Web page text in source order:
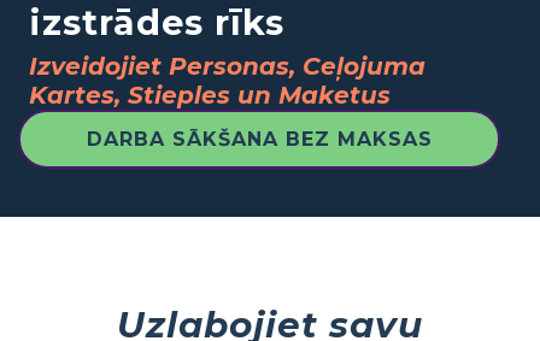
izstrādes rīks
Izveidojiet Personas, Ceļojuma
Kartes, Stieples un Maketus
DARBA SĀKŠANA BEZ MAKSAS
Uzlabojiet savu